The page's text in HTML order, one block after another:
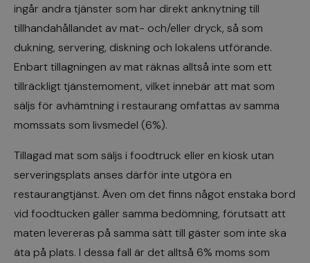
ingår andra tjänster som har direkt anknytning till
tillhandahållandet av mat- och/eller dryck, så som
dukning, servering, diskning och lokalens utförande.
Enbart tillagningen av mat räknas alltså inte som ett
tillräckligt tjänstemoment, vilket innebär att mat som
säljs för avhämtning i restaurang omfattas av samma
momssats som livsmedel (6%).
Tillagad mat som säljs i foodtruck eller en kiosk utan
serveringsplats anses därför inte utgöra en
restaurangtjänst. Även om det finns något enstaka bord
vid foodtucken gäller samma bedömning, förutsatt att
maten levereras på samma sätt till gäster som inte ska
äta på plats. I dessa fall är det alltså 6% moms som